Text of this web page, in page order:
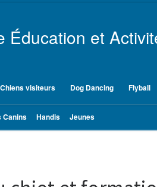
Canins Handis Jeunes
Éducation et
Chiens visiteurs Dog Dancing Flyball